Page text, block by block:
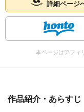
詳細ページ
本ページはアフィ
作品紹介・あらすじ